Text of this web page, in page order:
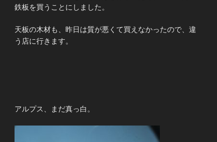
鉄板を買うことにしました。
天板の木材も、昨日は質が悪くて買えなかったので、違
う店に行きます。
アルプス、まだ真っ白。